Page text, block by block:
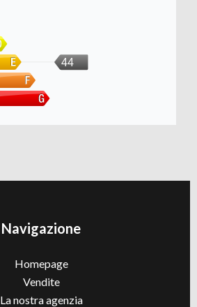
44
Navigazione
Homepage
Vendite
La nostra agenzia